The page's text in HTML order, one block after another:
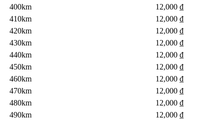
400km
12,000 ₫
410km
12,000 ₫
420km
12,000 ₫
430km
12,000 ₫
440km
12,000 ₫
450km
12,000 ₫
460km
12,000 ₫
470km
12,000 ₫
480km
12,000 ₫
490km
12,000 ₫